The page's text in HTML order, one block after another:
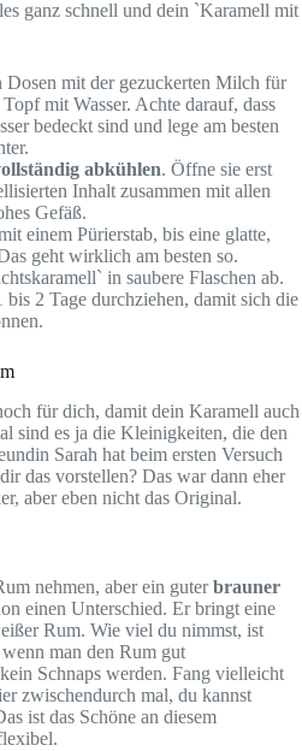
ganz schnell und dein `Karamell mit
Dosen mit der gezuckerten Milch für
mit Wasser. Achte darauf, dass
bedeckt sind und lege am besten
abkühlen. Öffne sie erst
Inhalt zusammen mit allen
Gefäß.
einem Pürierstab, bis eine glatte,
geht wirklich am besten so.
in saubere Flaschen ab.
bis 2 Tage durchziehen, damit sich die
für dich, damit dein Karamell auch
sind es ja die Kleinigkeiten, die den
Sarah hat beim ersten Versuch
das vorstellen? Das war dann eher
aber eben nicht das Original.
nehmen, aber ein guterbrauner
einen Unterschied. Er bringt eine
Rum. Wie viel du nimmst, ist
man den Rum gut
Schnaps werden. Fang vielleicht
zwischendurch mal, du kannst
ist das Schöne an diesem